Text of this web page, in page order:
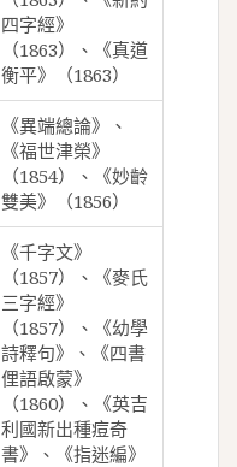
四字經》
（1863）、《真道
衡平》（1863）
《異端總論》、
《福世津榮》
（1854）、《妙齡
雙美》（1856）
《千字文》
（1857）、《麥氏
三字經》
（1857）、《幼學
詩釋句》、《四書
俚語啟蒙》
（1860）、《英吉
利國新出種痘奇
書》、《指迷編》